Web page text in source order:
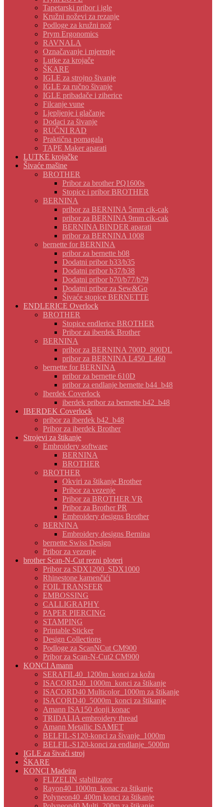
Tapetarski pribor i igle
Kružni noževi za rezanje
Podloge za kružni nož
Prym Ergonomics
RAVNALA
Označavanje i mjerenje
Lutke za krojače
ŠKARE
IGLE za strojno šivanje
IGLE za ručno šivanje
IGLE pribadače i ziherice
Filcanje vune
Ljepljenje i glačanje
Dodaci za šivanje
RUČNI RAD
Praktična pomagala
TAPE Maker aparati
LUTKE krojačke
Šivaće mašine
BROTHER
Pribor za brother PQ1600s
Stopice i pribor BROTHER
BERNINA
pribor za BERNINA 5mm cik-cak
pribor za BERNINA 9mm cik-cak
BERNINA BINDER aparati
pribor za BERNINA 1008
bernette for BERNINA
pribor za bernette b08
Dodatni pribor b33/b35
Dodatni pribor b37/b38
Dodatni pribor b70/b77/b79
Dodatni pribor za Sew&Go
Šivaće stopice BERNETTE
ENDLERICE Overlock
BROTHER
Stopice endlerice BROTHER
Pribor za iberdek Brother
BERNINA
pribor za BERNINA 700D_800DL
pribor za BERNINA L450_L460
bernette for BERNINA
pribor za bernette 610D
pribor za endlanje bernette b44_b48
Iberdek Coverlock
iberdek pribor za bernette b42_b48
IBERDEK Coverlock
pribor za iberdek b42_b48
Pribor za iberdek Brother
Strojevi za štikanje
Embroidery software
BERNINA
BROTHER
BROTHER
Okviri za štikanje Brother
Pribor za vezenje
Pribor za BROTHER VR
Pribor za Brother PR
Embroidery designs Brother
BERNINA
Embroidery designs Bernina
bernette Swiss Design
Pribor za vezenje
brother Scan-N-Cut rezni ploteri
Pribor za SDX1200_SDX1000
Rhinestone kamenčići
FOIL TRANSFER
EMBOSSING
CALLIGRAPHY
PAPER PIERCING
STAMPING
Printable Sticker
Design Collections
Podloge za ScanNCut CM900
Pribor za Scan-N-Cut2 CM900
KONCI Amann
SERAFIL40_1200m_konci za kožu
ISACORD40_1000m_konci za štikanje
ISACORD40 Multicolor_1000m za štikanje
ISACORD40_5000m_konci za štikanje
Amann ISA150 donji konac
TRIDALIA embroidery thread
Amann Metallic ISAMET
BELFIL-S120-konci za šivanje_1000m
BELFIL-S120-konci za endlanje_5000m
IGLE za šivaći stroj
ŠKARE
KONCI Madeira
FLIZELIN stabilizator
Rayon40_1000m_konac za štikanje
Polyneon40_400m konci za štikanje